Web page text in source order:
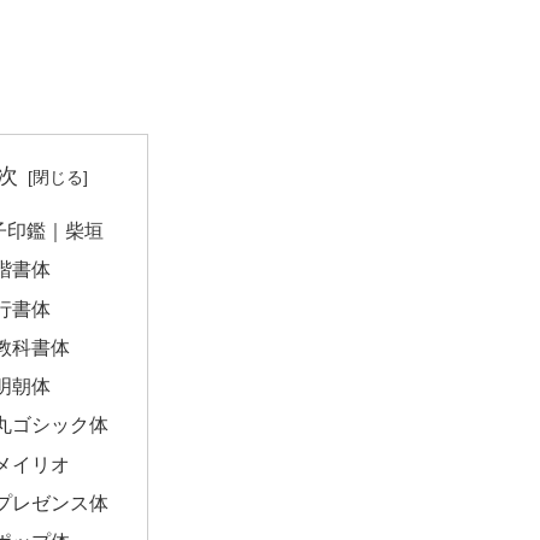
印鑑｜柴垣
書体
書体
科書体
朝体
ゴシック体
イリオ
レゼンス体